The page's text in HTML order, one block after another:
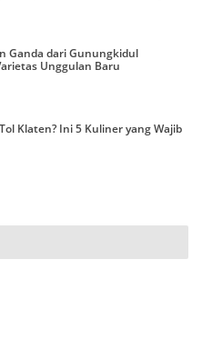
Ganda dari Gunungkidul
Unggulan Baru
Klaten? Ini 5 Kuliner yang Wajib